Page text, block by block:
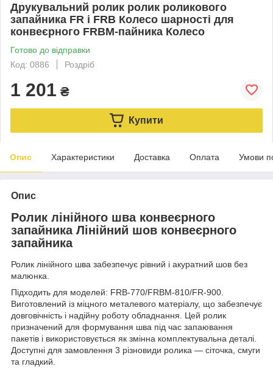
Друкувальний ролик ролик роликового
запайника FR і FRB Колесо шарності для
конвеєрного FRBM-пайника Колесо
Готово до відправки
Код: 0886
Роздріб
1 201 ₴
Купити
Опис Характеристики Доставка Оплата Умови
Опис
Ролик лінійного шва конвеєрного
запайника Лінійний шов конвеєрного
запайника
Ролик лінійного шва забезпечує рівний і акуратний шов без
малюнка.
Підходить для моделей: FRB-770/FRBM-810/FR-900.
Виготовлений із міцного металевого матеріалу, що забезпечує
довговічність і надійну роботу обладнання. Цей ролик
призначений для формування шва під час запаювання
пакетів і використовується як змінна комплектувальна деталі.
Доступні для замовлення 3 різновиди ролика — сіточка, смуги
та гладкий.